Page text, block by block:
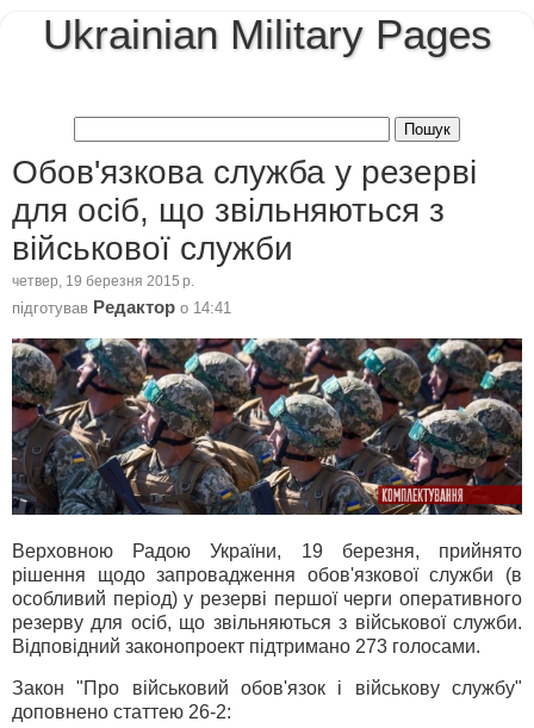
Ukrainian Military Pages
Обов'язкова служба у резерві
для осіб, що звільняються з
військової служби
четвер, 19 березня 2015 р.
підготував Редактор о 14:41
Верховною Радою України, 19 березня, прийнято
рішення щодо запровадження обов'язкової служби (в
особливий період) у резерві першої черги оперативного
резерву для осіб, що звільняються з військової служби.
Відповідний законопроект підтримано 273 голосами.
Закон "Про військовий обов'язок і військову службу"
доповнено статтею 26-2: